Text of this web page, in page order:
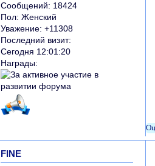
Сообщений: 18424
Пол: Женский
Уважение: +11308
Последний визит:
Сегодня 12:01:20
Награды:
FINE